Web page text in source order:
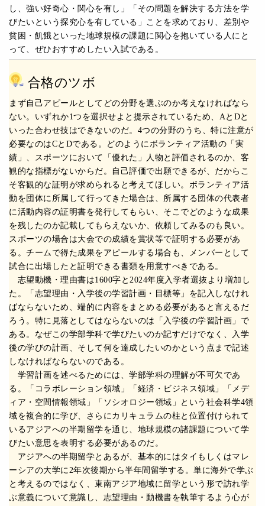
し、強い好奇心・関心を有し」「その問題を解決する方法を学
びたいという探究心を有している」ことを求めており、差別や
貧困・飢餓といった地球規模の課題に関心を抱いている人にと
って、ぜひおすすめしたい入試である。
合格のツボ
まず自己アピールとしてどの分野を選ぶのか考えなければなら
ない。いずれか1つを選択せよと提示されているため、AとDと
いった合わせ技はできないのだ。4つの分野のうち、特に注意が
必要なのはCとDである。どのようにボランティア活動の「実
績」、スポーツにおいて「優れた」人物と評価されるのか、客
観的な指標がないからだ。自己評価で出願できるが、だからこ
そ客観的な証明が求められると考えてほしい。ボランティア活
動を団体に所属して行ってきた場合は、所属する団体の代表者
に活動内容の証明書を発行してもらい、そこでどのような成果
を残したのか記載してもらえないか、依頼してみるのも良い。
スポーツの場合は大会での成績を賞状等で証明する必要があ
る。チームで得た成果をアピールする場合も、メンバーとして
試合に出場したと証明できる書類を用意すべきである。
志望動機・理由書は1600字と2024年度入学者選抜より増加し
た。「志望理由・入学後の学習計画・目標等」を記入しなけれ
ばならないため、端的に内容をまとめる必要があると言えるだ
ろう。特に見落としてはならないのは「入学後の学習計画」で
ある。なぜこの学部学科で学びたいのか記すだけでなく、入学
後の学びの計画、そして何を達成したいのかという点まで記述
しなければならないのである。
学習計画を述べるためには、学部学科の理解が不可欠であ
る。「コラボレーション領域」「経済・ビジネス領域」「メデ
ィア・空間情報領域」「ソシオロジー領域」という社会科学4領
域を複合的に学び、さらにカリキュラムの柱と位置付けられて
いるアジアへの半期留学を通じ、地球規模の諸課題について学
びたい意思を表明する必要があるのだ。
アジアへの半期留学とあるが、基本的にはタイもしくはマレ
ーシアの大学に2年次後期から半年間留学する。単に海外で学ぶ
と考えるのではなく、東南アジア地域に留学という形で訪れ学
ぶ意義について意識し、志望理由・動機書を執筆するよう心が